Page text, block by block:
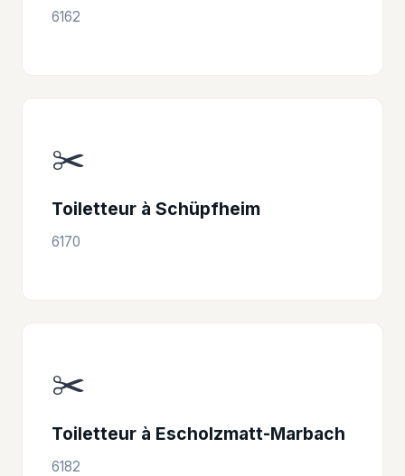
6162
✂️
Toiletteur à Schüpfheim
6170
✂️
Toiletteur à Escholzmatt-Marbach
6182